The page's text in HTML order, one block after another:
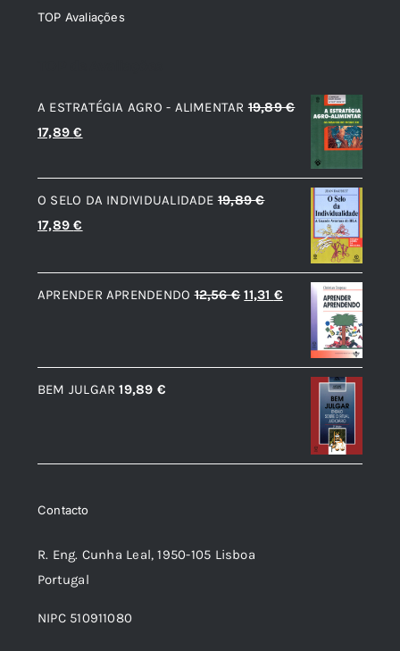
TOP Avaliações
A ESTRATÉGIA AGRO - ALIMENTAR 19,89€
O
original
era:
19,89 €.
17,89€
atual
é:
17,89 €.
O SELO DA INDIVIDUALIDADE 19,89€
O
original
era:
17,89€
atual
é:
APRENDER APRENDENDO 12,56€ O
era:
11,31 €O
atual
é:
11,31 €.
BEM JULGAR 19,89 €
Contacto
R. Eng. Cunha Leal, 1950-105 Lisboa
Portugal
NIPC 510911080